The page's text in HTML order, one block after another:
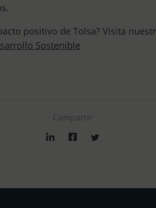
positivo de Tolsa? Visita
Sostenible
Compartir